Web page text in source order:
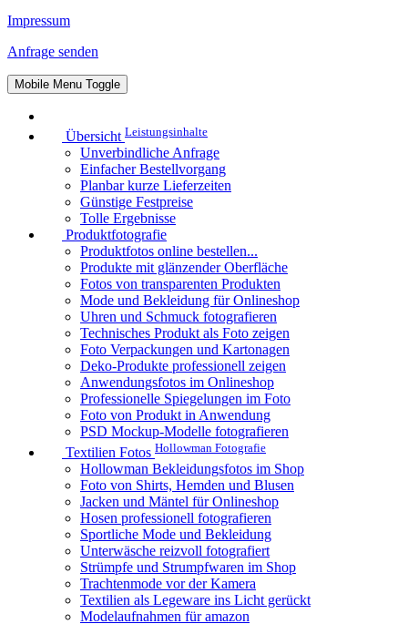
Impressum
Anfrage senden
Mobile Menu Toggle
Übersicht Leistungsinhalte
Unverbindliche Anfrage
Einfacher Bestellvorgang
Planbar kurze Lieferzeiten
Günstige Festpreise
Tolle Ergebnisse
Produktfotografie
Produktfotos online bestellen...
Produkte mit glänzender Oberfläche
Fotos von transparenten Produkten
Mode und Bekleidung für Onlineshop
Uhren und Schmuck fotografieren
Technisches Produkt als Foto zeigen
Foto Verpackungen und Kartonagen
Deko-Produkte professionell zeigen
Anwendungsfotos im Onlineshop
Professionelle Spiegelungen im Foto
Foto von Produkt in Anwendung
PSD Mockup-Modelle fotografieren
Textilien Fotos Hollowman Fotografie
Hollowman Bekleidungsfotos im Shop
Foto von Shirts, Hemden und Blusen
Jacken und Mäntel für Onlineshop
Hosen professionell fotografieren
Sportliche Mode und Bekleidung
Unterwäsche reizvoll fotografiert
Strümpfe und Strumpfwaren im Shop
Trachtenmode vor der Kamera
Textilien als Legeware ins Licht gerückt
Modelaufnahmen für amazon